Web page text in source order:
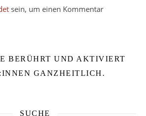
sein, um einen Kommentar
BERÜHRT UND AKTIVIERT
GANZHEITLICH.
SUCHE